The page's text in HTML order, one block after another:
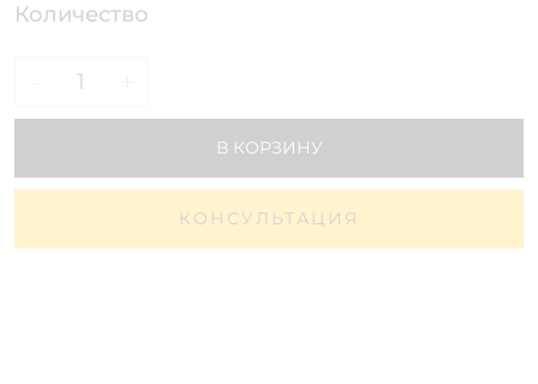
Количество
В КОРЗИНУ
КОНСУЛЬТАЦИЯ